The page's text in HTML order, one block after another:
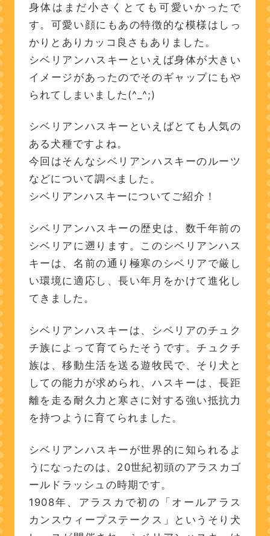
身体はまだ小さくとても可愛いかったで
す。可愛い顔にもあの特徴的な模様はしっ
かりとありカッコ良さもありました。
シベリアンハスキーといえば身体が大きい
イメージがあったのでそのギャップにもや
られてしまいました(^_^;)
シベリアンハスキーといえばとても人気の
ある犬種ですよね。
今回はそんなシベリアンハスキーのルーツ
などについて調べました。
シベリアンハスキーについてご紹介！
シベリアンハスキーの歴史は、数千年前の
シベリアに遡ります。このシベリアンハス
キーは、名前の通り極寒のシベリアで厳し
い環境に適応し、長い年月をかけて進化し
てきました。
シベリアンハスキーは、シベリアのチュク
チ族によって育てらたそうです。チュクチ
族は、移動生活を送る遊牧民で、そり犬と
しての能力が求められ、ハスキーは、長距
離を走る耐久力と寒さに対する強い抵抗力
を持つように育てられました。
シベリアンハスキーが世界的に知られるよ
うになったのは、20世紀初頭のアラスカゴ
ールドラッシュの時期です。
1908年、アラスカで初の「オールアラス
カンスウィープステークス」というそり犬